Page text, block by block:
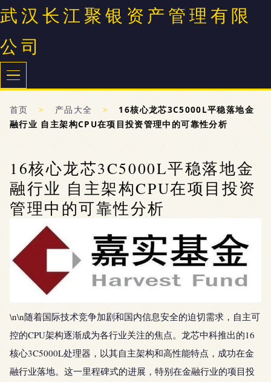
武汉长江聚银资产管理有限
公司
首页 > 产品大全 >
16核心龙芯3C5000L平稳落地金
融行业 自主架构CPU在项目投资管理中的可靠性分析
16核心龙芯3C5000L平稳落地金
融行业 自主架构CPU在项目投资
管理中的可靠性分析
\n\n随着国际技术竞争加剧和国内信息安全的迫切需求，自主可
控的CPU架构逐渐成为各行业关注的焦点。龙芯中科推出的16
核心3C5000L处理器，以其自主架构和高性能特点，成功在金
融行业落地。这一里程碑式的进展，特别在金融行业的项目投